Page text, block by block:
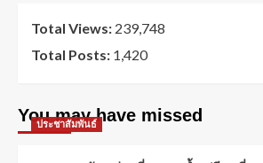
Total Views: 239,748
Total Posts: 1,420
You may have missed
ประชาสัมพันธ์